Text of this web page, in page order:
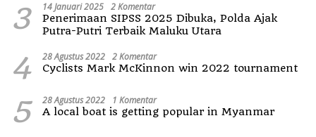
3 14 Januari 2025 2 Komentar
Penerimaan SIPSS 2025 Dibuka, Polda Ajak
Putra-Putri Terbaik Maluku Utara
4 28 Agustus 2022 2 Komentar
Cyclists Mark McKinnon win 2022 tournament
5 28 Agustus 2022 1 Komentar
A local boat is getting popular in Myanmar